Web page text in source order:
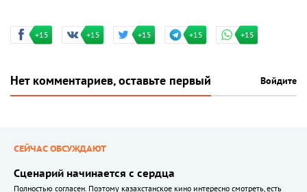
+15 +15 +15 +15 +15
Нет комментариев, оставьте первый Войдите
СЕЙЧАС ОБСУЖДАЮТ
Сценарий начинается с сердца
Полностью согласен. Поэтому казахстанское кино интересно смотреть, есть